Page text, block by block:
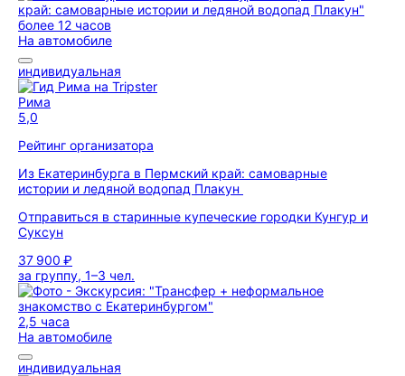
более 12 часов
На автомобиле
индивидуальная
Рима
5,0
Рейтинг организатора
Из Екатеринбурга в Пермский край: самоварные
истории и ледяной водопад Плакун
Отправиться в старинные купеческие городки Кунгур и
Суксун
37 900 ₽
за группу, 1–3 чел.
2,5 часа
На автомобиле
индивидуальная